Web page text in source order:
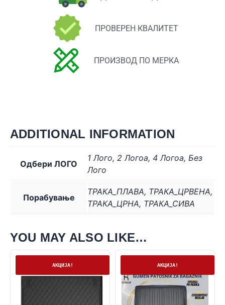
ПРОВЕРЕН КВАЛИТЕТ
ПРОИЗВОД ПО МЕРКА
ADDITIONAL INFORMATION
Одбери ЛОГО
1 Лого, 2 Логоa, 4 Логоa, Без
Лого
Порабување
ТРАКА_ПЛАВА, ТРАКА_ЦРВЕНА,
ТРАКА_ЦРНА, ТРАКА_СИВА
YOU MAY ALSO LIKE…
АКЦИЈА! АКЦИЈА!